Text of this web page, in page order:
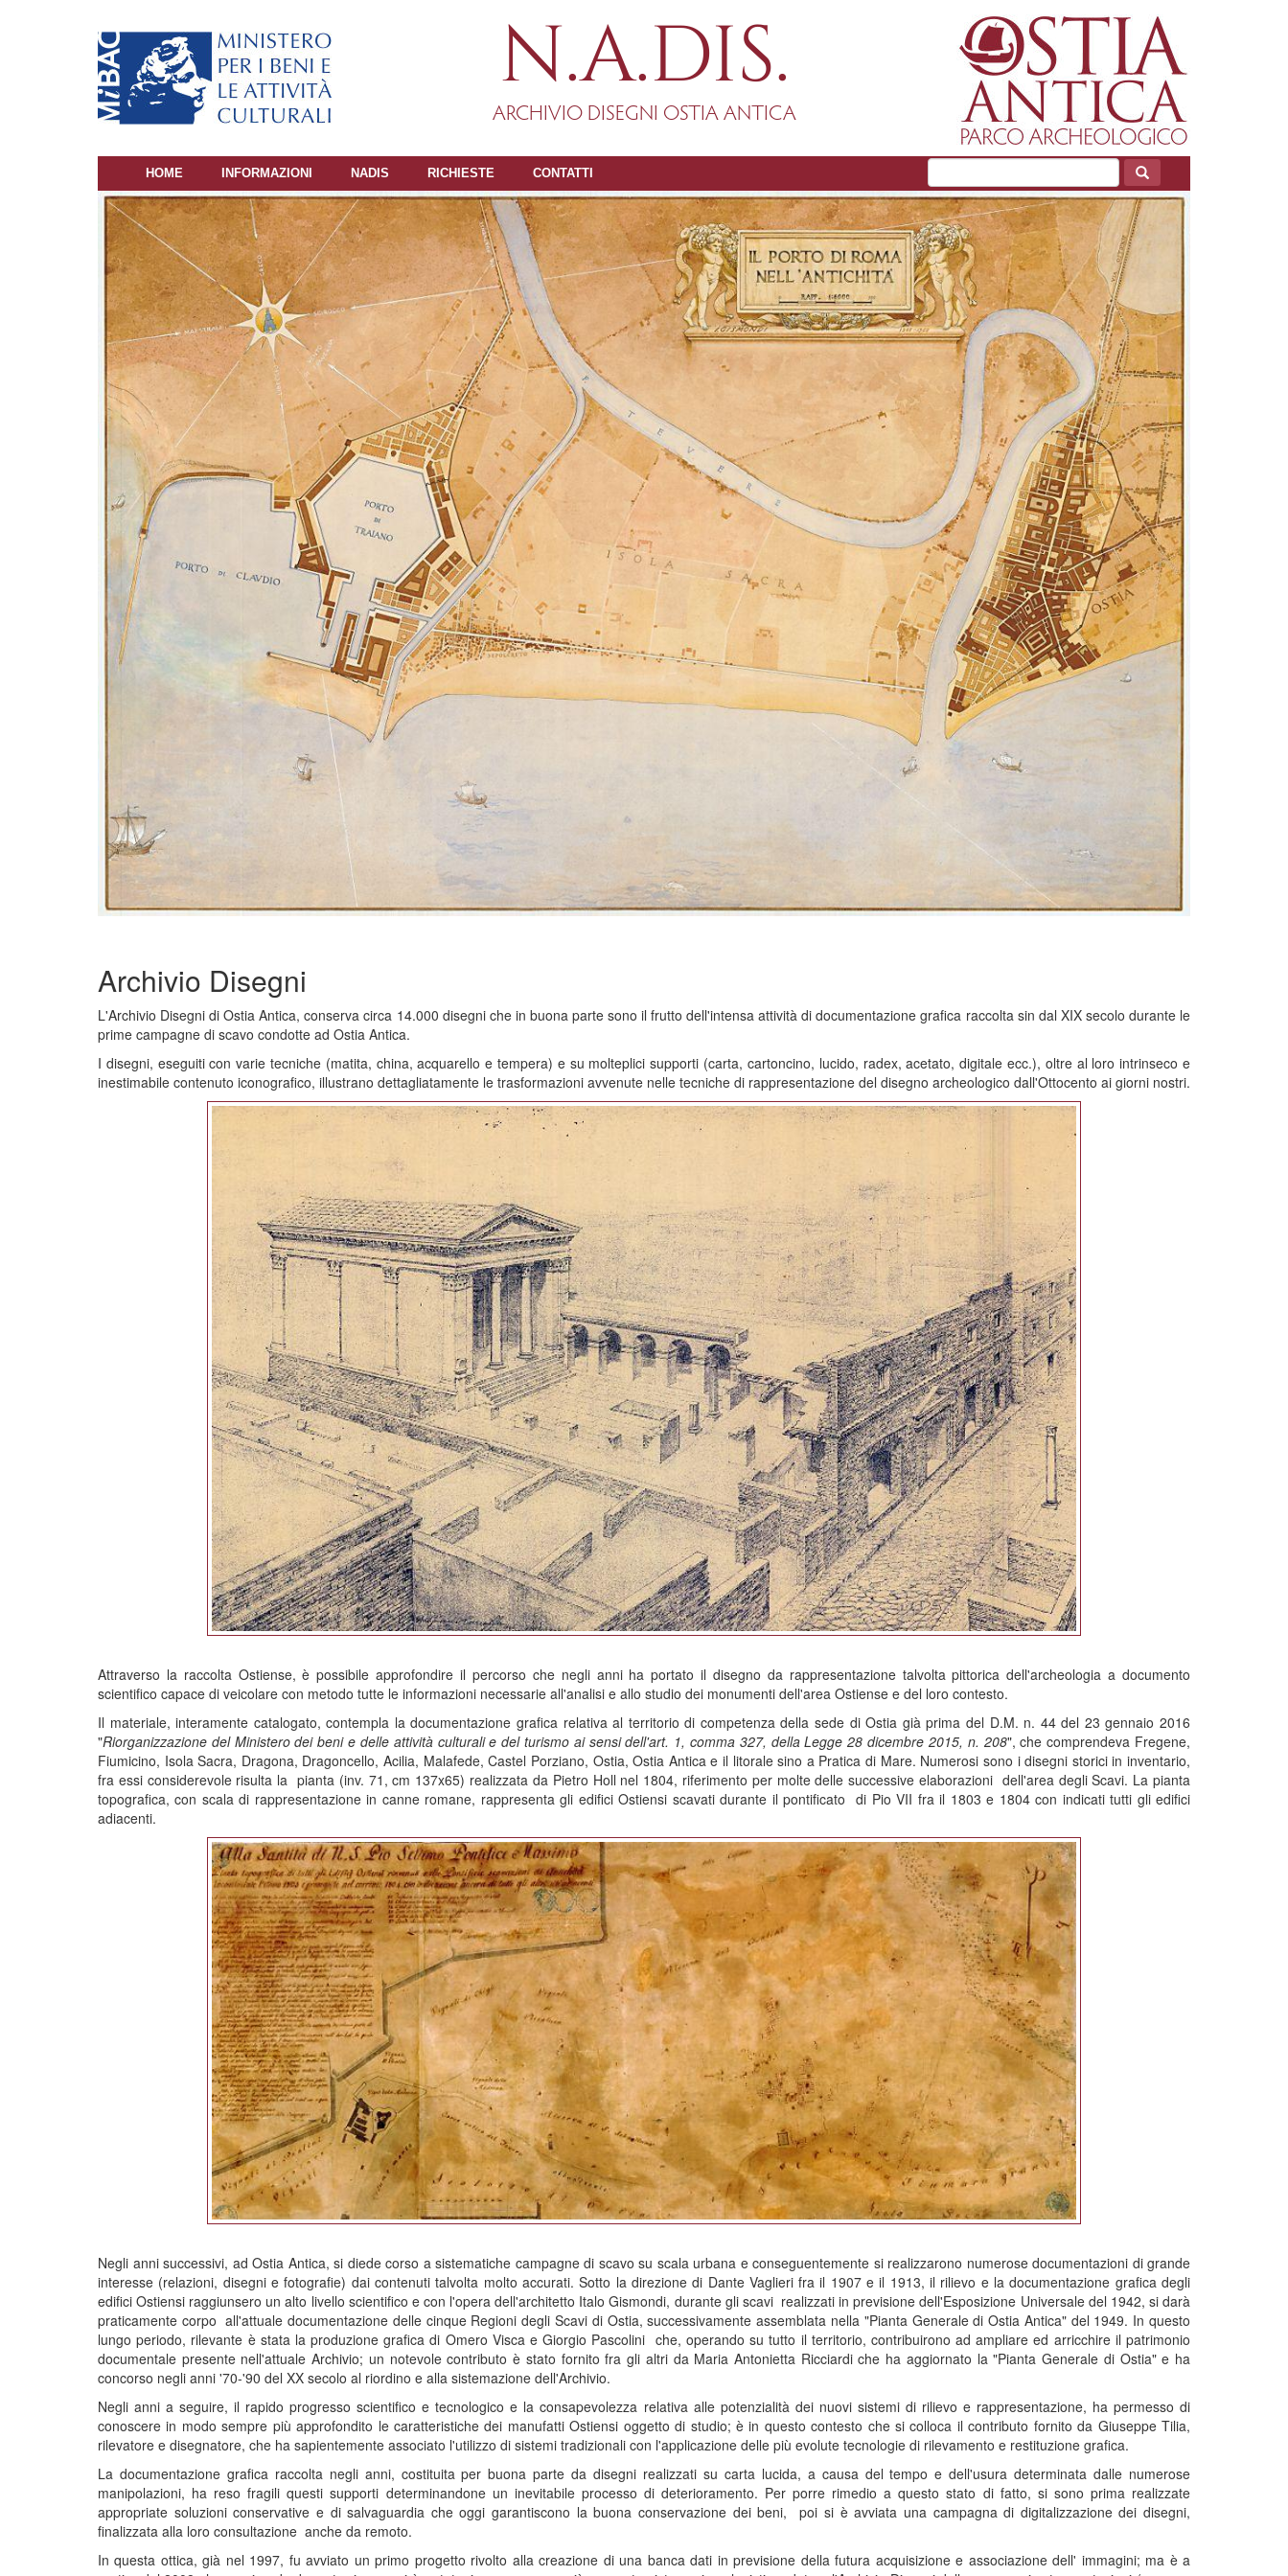
N.A.DIS.
ARCHIVIO DISEGNI OSTIA ANTICA
NAVIGAZIONE
PRINCIPALE
HOME INFORMAZIONI NADIS RICHIESTE CONTATTI
Archivio Disegni
L'Archivio Disegni di Ostia Antica, conserva circa 14.000 disegni che in buona parte sono il frutto dell'intensa attività di documentazione grafica raccolta sin dal XIX secolo durante le
prime campagne di scavo condotte ad Ostia Antica.
I disegni, eseguiti con varie tecniche (matita, china, acquarello e tempera) e su molteplici supporti (carta, cartoncino, lucido, radex, acetato, digitale ecc.), oltre al loro intrinseco e
inestimabile contenuto iconografico, illustrano dettagliatamente le trasformazioni avvenute nelle tecniche di rappresentazione del disegno archeologico dall'Ottocento ai giorni nostri.
Attraverso la raccolta Ostiense, è possibile approfondire il percorso che negli anni ha portato il disegno da rappresentazione talvolta pittorica dell'archeologia a documento
scientifico capace di veicolare con metodo tutte le informazioni necessarie all'analisi e allo studio dei monumenti dell'area Ostiense e del loro contesto.
Il materiale, interamente catalogato, contempla la documentazione grafica relativa al territorio di competenza della sede di Ostia già prima del D.M. n. 44 del 23 gennaio 2016
"Riorganizzazione del Ministero dei beni e delle attività culturali e del turismo ai sensi dell'art. 1, comma 327, della Legge 28 dicembre 2015, n. 208", che comprendeva Fregene,
Fiumicino, Isola Sacra, Dragona, Dragoncello, Acilia, Malafede, Castel Porziano, Ostia, Ostia Antica e il litorale sino a Pratica di Mare. Numerosi sono i disegni storici in inventario,
fra essi considerevole risulta la pianta (inv. 71, cm 137x65) realizzata da Pietro Holl nel 1804, riferimento per molte delle successive elaborazioni dell'area degli Scavi. La pianta
topografica, con scala di rappresentazione in canne romane, rappresenta gli edifici Ostiensi scavati durante il pontificato di Pio VII fra il 1803 e 1804 con indicati tutti gli edifici
adiacenti.
Negli anni successivi, ad Ostia Antica, si diede corso a sistematiche campagne di scavo su scala urbana e conseguentemente si realizzarono numerose documentazioni di grande
interesse (relazioni, disegni e fotografie) dai contenuti talvolta molto accurati. Sotto la direzione di Dante Vaglieri fra il 1907 e il 1913, il rilievo e la documentazione grafica degli
edifici Ostiensi raggiunsero un alto livello scientifico e con l'opera dell'architetto Italo Gismondi, durante gli scavi realizzati in previsione dell'Esposizione Universale del 1942, si darà
praticamente corpo all'attuale documentazione delle cinque Regioni degli Scavi di Ostia, successivamente assemblata nella "Pianta Generale di Ostia Antica" del 1949. In questo
lungo periodo, rilevante è stata la produzione grafica di Omero Visca e Giorgio Pascolini che, operando su tutto il territorio, contribuirono ad ampliare ed arricchire il patrimonio
documentale presente nell'attuale Archivio; un notevole contributo è stato fornito fra gli altri da Maria Antonietta Ricciardi che ha aggiornato la "Pianta Generale di Ostia" e ha
concorso negli anni '70-'90 del XX secolo al riordino e alla sistemazione dell'Archivio.
Negli anni a seguire, il rapido progresso scientifico e tecnologico e la consapevolezza relativa alle potenzialità dei nuovi sistemi di rilievo e rappresentazione, ha permesso di
conoscere in modo sempre più approfondito le caratteristiche dei manufatti Ostiensi oggetto di studio; è in questo contesto che si colloca il contributo fornito da Giuseppe Tilia,
rilevatore e disegnatore, che ha sapientemente associato l'utilizzo di sistemi tradizionali con l'applicazione delle più evolute tecnologie di rilevamento e restituzione grafica.
La documentazione grafica raccolta negli anni, costituita per buona parte da disegni realizzati su carta lucida, a causa del tempo e dell'usura determinata dalle numerose
manipolazioni, ha reso fragili questi supporti determinandone un inevitabile processo di deterioramento. Per porre rimedio a questo stato di fatto, si sono prima realizzate
appropriate soluzioni conservative e di salvaguardia che oggi garantiscono la buona conservazione dei beni, poi si è avviata una campagna di digitalizzazione dei disegni,
finalizzata alla loro consultazione anche da remoto.
In questa ottica, già nel 1997, fu avviato un primo progetto rivolto alla creazione di una banca dati in previsione della futura acquisizione e associazione dell' immagini; ma è a